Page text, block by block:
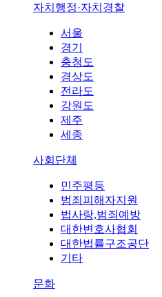
자치행정·자치경찰
서울
경기
충청도
경상도
전라도
강원도
제주
세종
사회단체
민주평등
범죄피해자지원
법사랑,범죄예방
대한변호사협회
대한법률구조공단
기타
문화